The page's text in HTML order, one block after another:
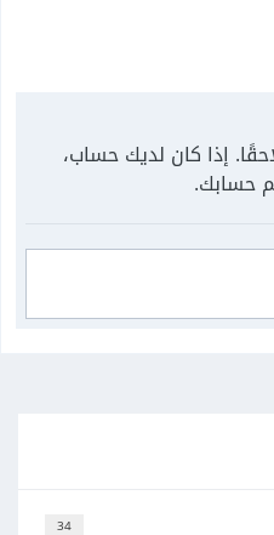
إذا كان لديك حساب،
حسابك.
34